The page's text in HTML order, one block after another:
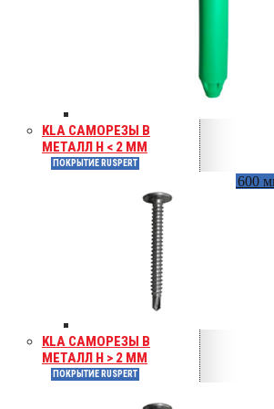
KLA САМОРЕЗЫ В
МЕТАЛЛ H < 2 ММ
ПОКРЫТИЕ RUSPERT
KLA САМОРЕЗЫ В
МЕТАЛЛ H > 2 ММ
ПОКРЫТИЕ RUSPERT
В наличии длина до 600